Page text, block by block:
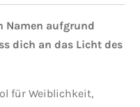
Namen aufgrund
dich an das Licht des
für Weiblichkeit,